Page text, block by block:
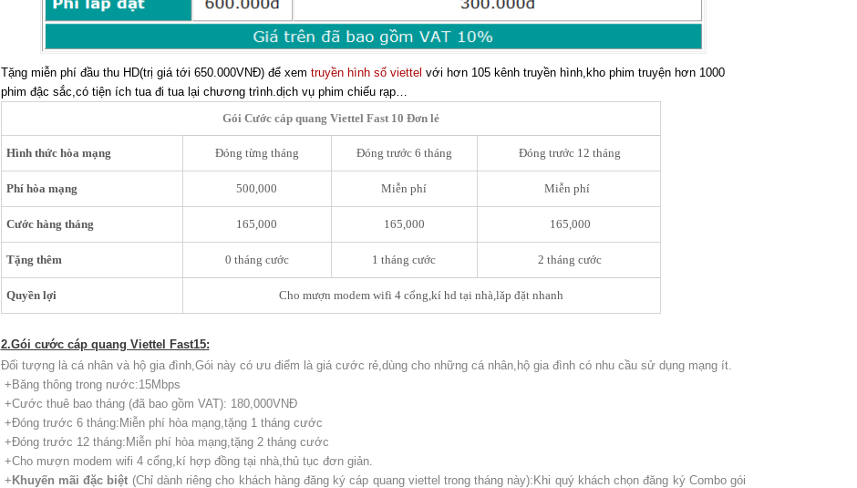
Tặng miễn phí đầu thu HD(trị giá tới 650.000VNĐ) để xem truyền hình số viettel với hơn 105 kênh truyền hình,kho phim truyện hơn 1000
phim đậc sắc,có tiện ích tua đi tua lại chương trình.dịch vụ phim chiếu rạp…
Gói Cước cáp quang Viettel Fast 10 Đơn lẻ
Hình thức hòa mạng Đóng từng tháng Đóng trước 6 tháng Đóng trước 12 tháng
Phí hòa mạng 500,000 Miễn phí Miễn phí
Cước hàng tháng 165,000 165,000 165,000
Tặng thêm 0 tháng cước 1 tháng cước 2 tháng cước
Quyền lợi Cho mượn modem wifi 4 cổng,kí hd tại nhà,lăp đặt nhanh
2.Gói cước cáp quang Viettel Fast15:
Đối tượng là cá nhân và hộ gia đình,Gói này có ưu điểm là giá cước rẻ,dùng cho những cá nhân,hộ gia đình có nhu cầu sử dụng mạng ít.
+Băng thông trong nước:15Mbps
+Cước thuê bao tháng (đã bao gồm VAT): 180,000VNĐ
+Đóng trước 6 tháng:Miễn phí hòa mạng,tặng 1 tháng cước
+Đóng trước 12 tháng:Miễn phí hòa mạng,tặng 2 tháng cước
+Cho mượn modem wifi 4 cổng,kí hợp đồng tại nhà,thủ tục đơn giản.
+ Khuyến mãi đặc biệt (Chỉ dành riêng cho khách hàng đăng ký cáp quang viettel trong tháng này):Khi quý khách chọn đăng ký Combo gói